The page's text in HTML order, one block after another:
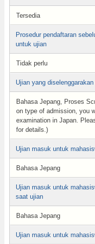
Tersedia
Prosedur pendaftaran
untuk ujian
Tidak perlu
Ujian yang
Bahasa Jepang, Proses
on type of admission, you
examination in Japan.
for details.)
Ujian masuk untuk
Bahasa Jepang
Ujian masuk untuk
saat ujian
Bahasa Jepang
Ujian masuk untuk